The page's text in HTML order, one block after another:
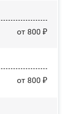
от 800 ₽
от 800 ₽